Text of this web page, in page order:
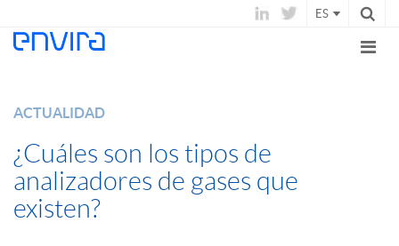
ES
ACTUALIDAD
¿Cuáles son los tipos de
analizadores de gases que
existen?